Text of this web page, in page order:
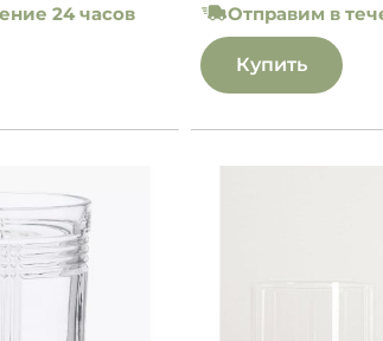
24 часов Отправим в
Купить